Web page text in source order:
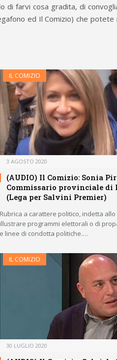
di farvi cosa gradita, di
ed Il Comizio) che potete
IL COMIZIO
3 AGOSTO 2020
(AUDIO) Il Comizio: Sonia
Commissario provinciale di
(Lega per Salvini Premier)
Rubrica a carattere politico, indetta allo
illustrare programmi elettorali o di
e linee di condotta politiche.…
IL COMIZIO
30 LUGLIO 2020